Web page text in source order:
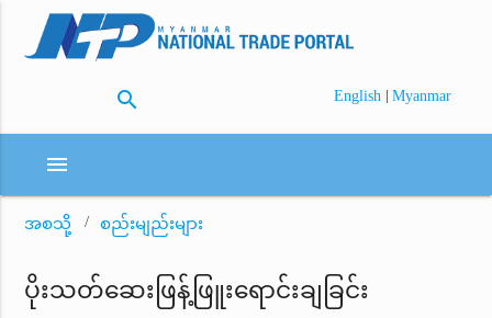
search English | Myanmar
menu
အစသို့ စည်းမျည်းများ
ပိုးသတ်ဆေးဖြန့်ဖြူးရောင်းချခြင်း